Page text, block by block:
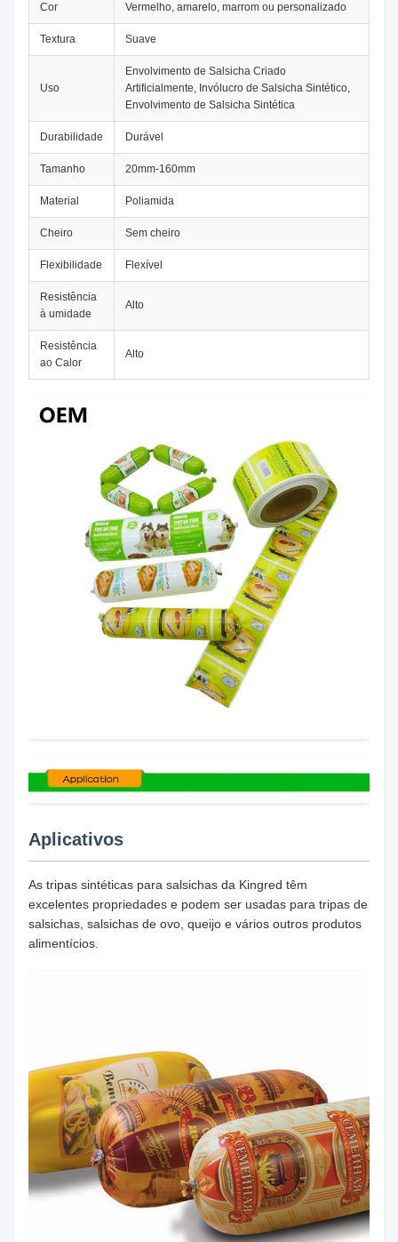
Cor Vermelho, amarelo, marrom ou personalizado
Textura Suave
Uso
Envolvimento de Salsicha Criado
Artificialmente, Invólucro de Salsicha Sintético,
Envolvimento de Salsicha Sintética
Durabilidade Durável
Tamanho 20mm-160mm
Material Poliamida
Cheiro Sem cheiro
Flexibilidade Flexível
Resistência
à umidade
Alto
Resistência
ao Calor
Alto
Aplicativos
As tripas sintéticas para salsichas da Kingred têm
excelentes propriedades e podem ser usadas para tripas de
salsichas, salsichas de ovo, queijo e vários outros produtos
alimentícios.